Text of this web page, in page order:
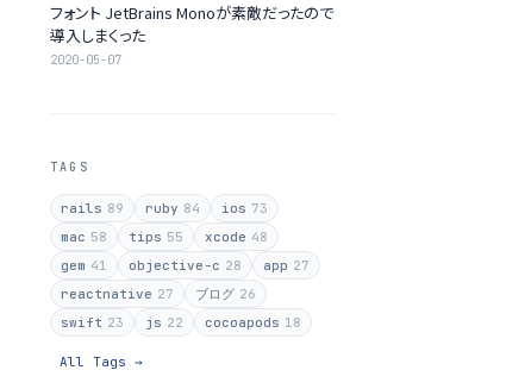
statusBarItem = NSStatusBar.system.statusItem(withLength: CGFloat(NSStatusItem.squareLength))
フォント JetBrains Monoが素敵だったので
導入しまくった
2020-05-07
TAGS
rails 89 ruby 84 ios 73
mac 58 tips 55 xcode 48
gem 41 objective-c 28 app 27
reactnative 27 ブログ 26
swift 23 js 22 cocoapods 18
All Tags →